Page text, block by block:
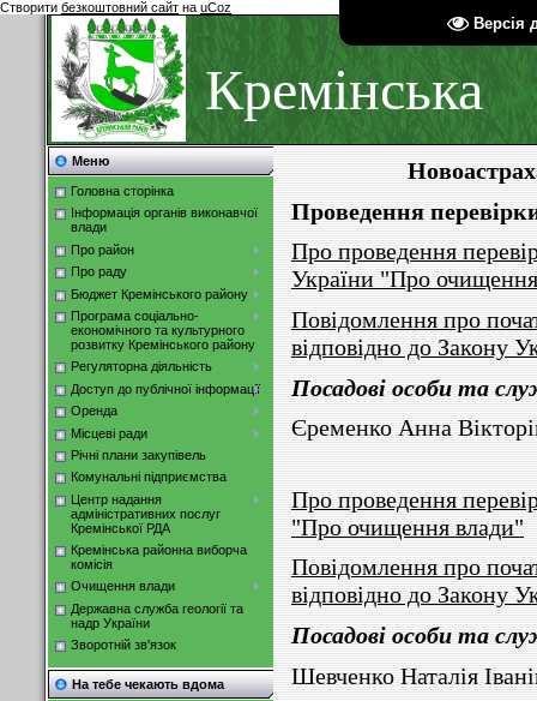
Версія
Створити безкоштовний сайт на uCoz
Меню
Головна сторінка
Інформація органів виконавчої
влади
Про район
Про раду
Бюджет Кремінського району
Програма соціально-
економічного та культурного
розвитку Кремінського району
Регуляторна діяльність
Доступ до публічної інформації
Оренда
Місцеві ради
Річні плани закупівель
Комунальні підприємства
Центр надання
адміністративних послуг
Кремінської РДА
Кремінська районна виборча
комісія
Очищення влади
Державна служба геології та
надр України
Зворотній зв'язок
На тебе чекають вдома
Проведення
Про проведення
України "Про
Повідомлення про
відповідно до Закону
Посадові особи та
Єременко Анна
Про проведення
"Про очищення влади"
Повідомлення про
відповідно до Закону
Посадові особи та
Шевченко Наталія